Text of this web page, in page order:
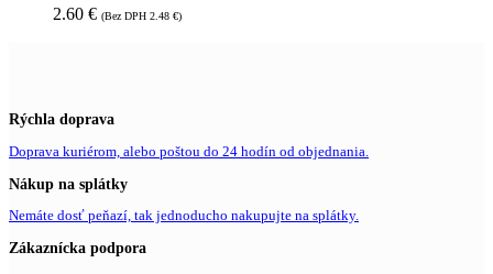
2.60 € (Bez DPH 2.48 €)
Rýchla doprava
Doprava kuriérom, alebo poštou do 24 hodín od objednania.
Nákup na splátky
Nemáte dosť peňazí, tak jednoducho nakupujte na splátky.
Zákaznícka podpora